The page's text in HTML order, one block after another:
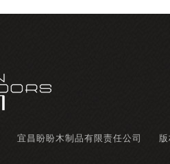
宜昌盼盼木制品有限责任公司